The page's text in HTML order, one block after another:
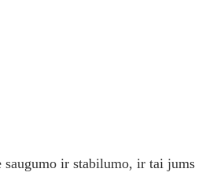
ir stabilumo, ir tai jums